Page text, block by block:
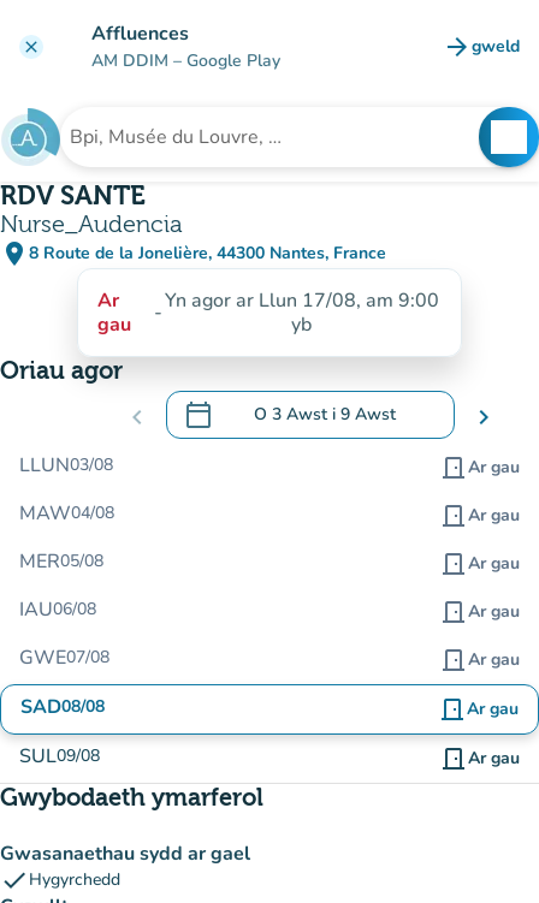
clear Affluences
AM DDIM – Google Play arrow_forward gweld
(tab
Chwilio am sefydliad
RDV SANTE
Nurse_Audencia
place 8 Route de la Jonelière, 44300 Nantes, France
(agor yn Google Maps)
(tab newydd)
Ar
gau
-Yn agor ar Llun 17/08, am 9:00
yb
Oriau agor
chevron_left calendar_today O 3 Awst i 9 Awst
.Agor y calendr i newid dyddiadau chevron_right
LLUN03/08 door_front Ar gau
MAW04/08 door_front Ar gau
MER05/08 door_front Ar gau
IAU06/08 door_front Ar gau
GWE07/08 door_front Ar gau
SAD08/08 door_front Ar gau
SUL09/08 door_front Ar gau
Gwybodaeth ymarferol
Gwasanaethau sydd ar gael
check Hygyrchedd